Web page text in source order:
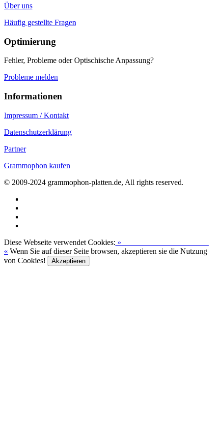
Über uns
Häufig gestellte Fragen
Optimierung
Fehler, Probleme oder Optischische Anpassung?
Probleme melden
Informationen
Impressum / Kontakt
Datenschutzerklärung
Partner
Grammophon kaufen
© 2009-2024 grammophon-platten.de, All rights reserved.
Diese Webseite verwendet Cookies: »
« Wenn Sie auf dieser Seite browsen, akzeptieren sie die Nutzung
von Cookies!
Akzeptieren